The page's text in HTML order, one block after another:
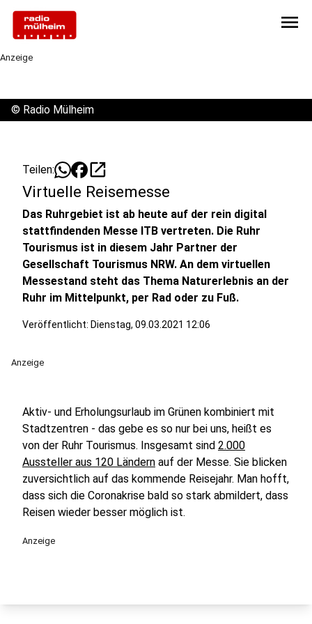
menu
Anzeige
© Radio Mülheim
Teilen: open_in_new
Virtuelle Reisemesse
Das Ruhrgebiet ist ab heute auf der rein digital
stattfindenden Messe ITB vertreten. Die Ruhr
Tourismus ist in diesem Jahr Partner der
Gesellschaft Tourismus NRW. An dem virtuellen
Messestand steht das Thema Naturerlebnis an der
Ruhr im Mittelpunkt, per Rad oder zu Fuß.
Veröffentlicht: Dienstag, 09.03.2021 12:06
Anzeige
Aktiv- und Erholungsurlaub im Grünen kombiniert mit
Stadtzentren - das gebe es so nur bei uns, heißt es
von der Ruhr Tourismus. Insgesamt sind 2.000
Aussteller aus 120 Ländern auf der Messe. Sie blicken
zuversichtlich auf das kommende Reisejahr. Man hofft,
dass sich die Coronakrise bald so stark abmildert, dass
Reisen wieder besser möglich ist.
Anzeige